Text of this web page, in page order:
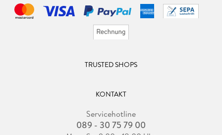
TRUSTED SHOPS
KONTAKT
Servicehotline
089 - 30 75 79 00